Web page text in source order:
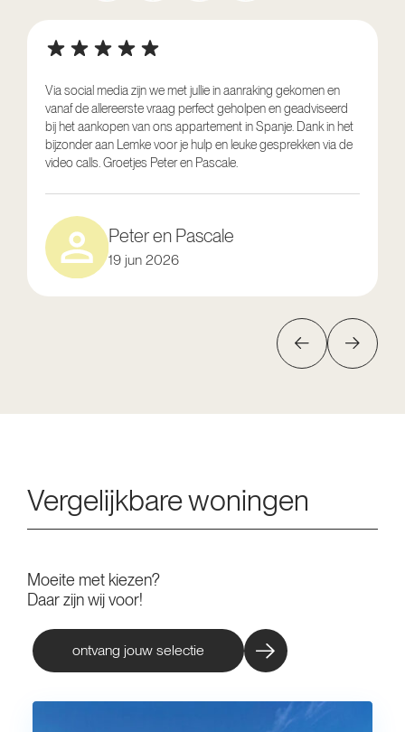
Via social media zijn we met jullie in aanraking gekomen en
vanaf de allereerste vraag perfect geholpen en geadviseerd
bij het aankopen van ons appartement in Spanje. Dank in het
bijzonder aan Lemke voor je hulp en leuke gesprekken via de
video calls. Groetjes Peter en Pascale.
Peter en Pascale
19 jun 2026
Vergelijkbare woningen
Moeite met kiezen?
Daar zijn wij voor!
ontvang jouw selectie